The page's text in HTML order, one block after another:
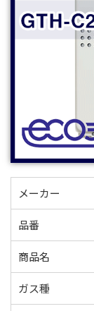
メーカー
品番
商品名
ガス種